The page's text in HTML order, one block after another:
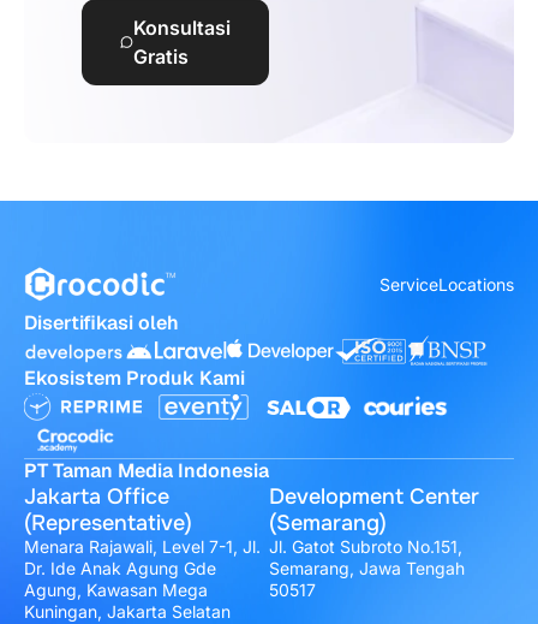
Konsultasi
Gratis
ServiceLocations
Disertifikasi oleh
Ekosistem Produk Kami
PT Taman Media Indonesia
Jakarta Office
(Representative)
Menara Rajawali, Level 7-1, Jl.
Dr. Ide Anak Agung Gde
Agung, Kawasan Mega
Kuningan, Jakarta Selatan
Development Center
(Semarang)
Jl. Gatot Subroto No.151,
Semarang, Jawa Tengah
50517